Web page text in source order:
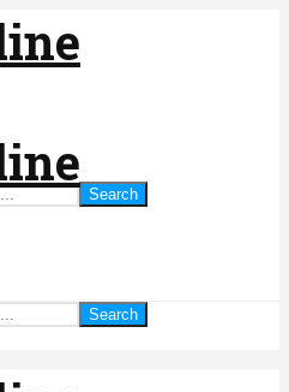
Search
Search